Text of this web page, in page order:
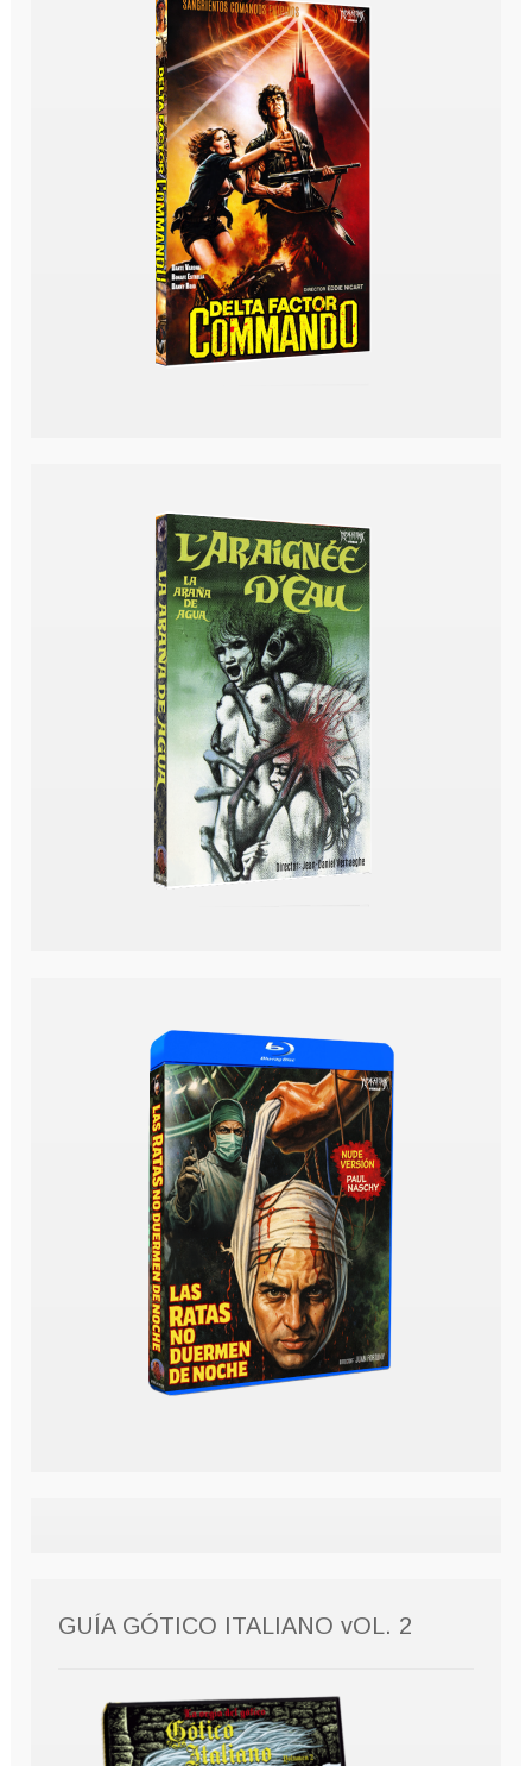
GUÍA GÓTICO ITALIANO vOL. 2